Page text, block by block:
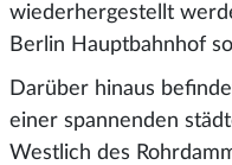
wiederhergestellt
Berlin Hauptbahnhof
Darüber hinaus
einer spannenden
Westlich des